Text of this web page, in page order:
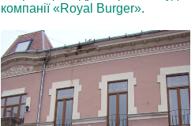
компанії «Royal Burger».